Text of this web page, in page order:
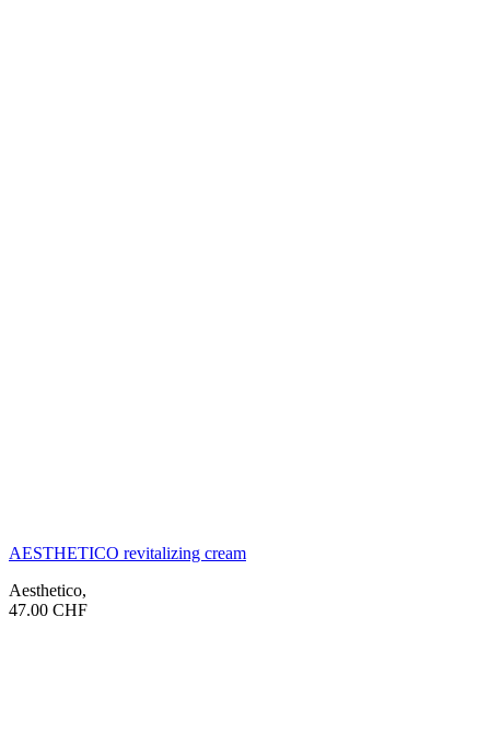
AESTHETICO revitalizing cream
Aesthetico,
47.00 CHF